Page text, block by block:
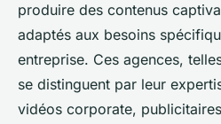
produire des contenus
adaptés aux besoins
entreprise. Ces agences,
se distinguent par leur
vidéos corporate,